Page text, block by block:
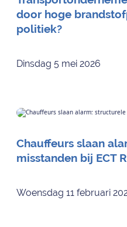
door hoge
politiek?
Dinsdag 5 mei 2026
Chauffeurs slaan
misstanden bij ECT
Woensdag 11 februari